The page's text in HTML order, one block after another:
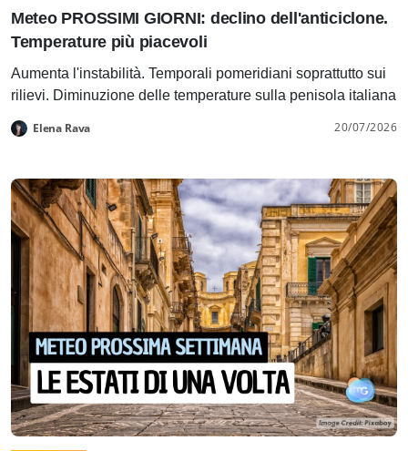
Meteo PROSSIMI GIORNI: declino dell'anticiclone.
Temperature più piacevoli
Aumenta l'instabilità. Temporali pomeridiani soprattutto sui
rilievi. Diminuzione delle temperature sulla penisola italiana
Elena Rava 20/07/2026